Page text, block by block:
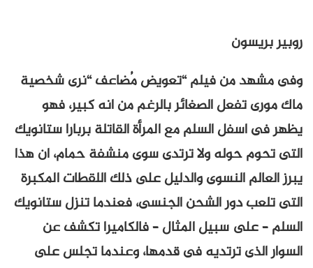
روبير بريسون
وفى مشهد من فيلم “تعويض مُضاعف “نرى شخصية
ماك مورى تفعل الصغائر بالرغم من انه كبير، فهو
يظهر فى اسفل السلم مع المرأة القاتلة بربارا ستانويك
التى تحوم حوله ولا ترتدى سوى منشفة حمام، ان هذا
يبرز العالم النسوى والدليل على ذلك اللقطات المكبرة
التى تلعب دور الشحن الجنسى، فعندما تنزل ستانويك
السلم – على سبيل المثال – فالكاميرا تكشف عن
السوار الذى ترتديه فى قدمها، وعندما تجلس على